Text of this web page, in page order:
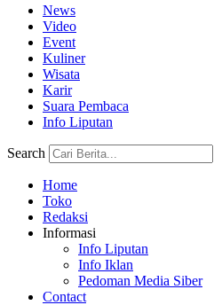
News
Video
Event
Kuliner
Wisata
Karir
Suara Pembaca
Info Liputan
Search
Home
Toko
Redaksi
Informasi
Info Liputan
Info Iklan
Pedoman Media Siber
Contact